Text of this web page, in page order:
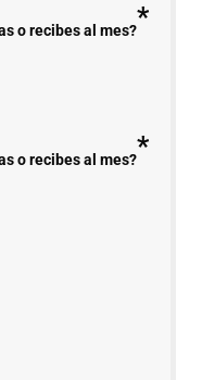
o recibes al mes?*
o recibes al mes?*